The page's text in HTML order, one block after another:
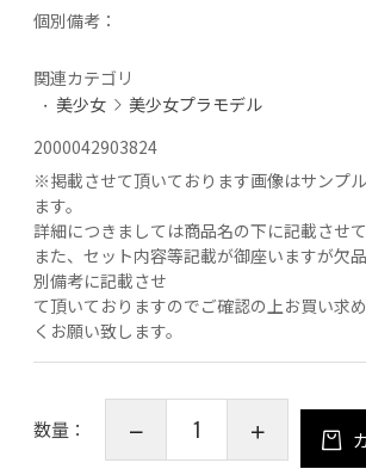
個別備考：
関連カテゴリ
美少女
美少女プラモデル
2000042903824
※掲載させて頂いております画像はサンプ
ます。
詳細につきましては商品名の下に記載させて
また、セット内容等記載が御座いますが欠
別備考に記載させ
て頂いておりますのでご確認の上お買い求
くお願い致します。
数量：